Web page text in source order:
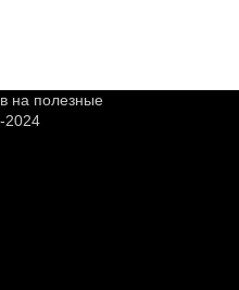
на полезные
2024